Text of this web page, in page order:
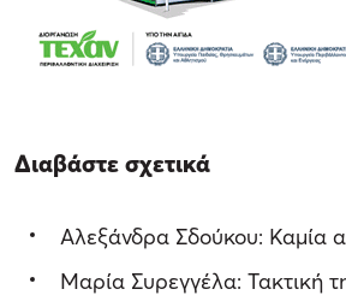
Διαβάστε σχετικά
Αλεξάνδρα Σδούκου: Καμία
Μαρία Συρεγγέλα: Τακτική